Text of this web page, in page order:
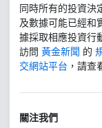
同時所有的投資決
及數據可能已經和
據採取相應投資行
訪問 黃金新聞 的
交網站平台 ，請查
關注我們